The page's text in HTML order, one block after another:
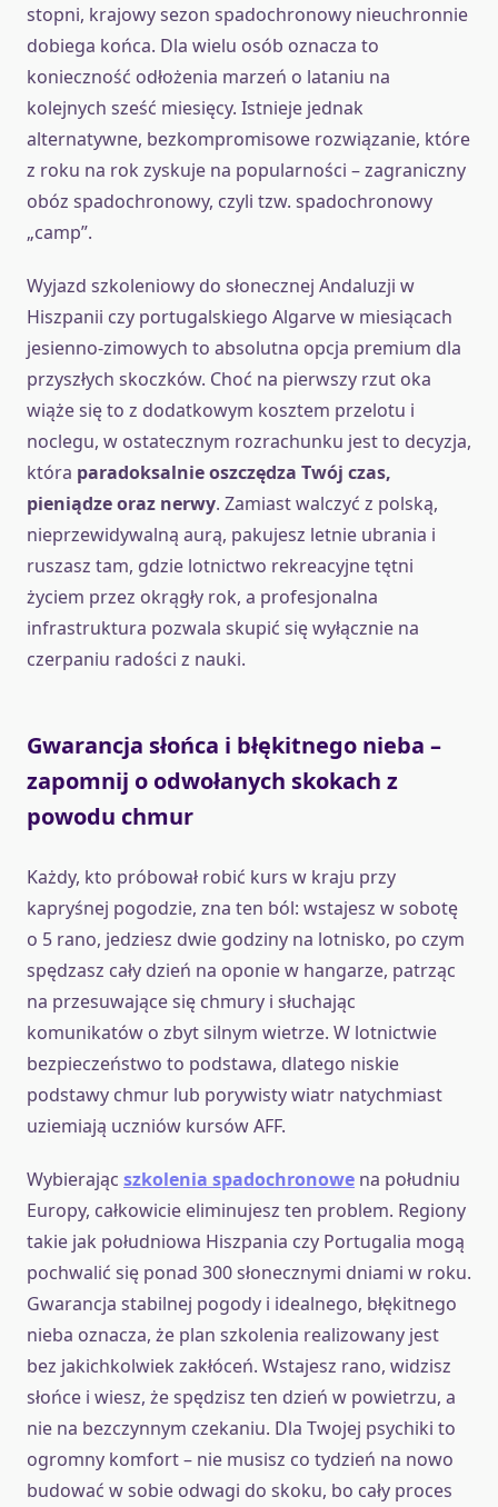
stopni, krajowy sezon spadochronowy nieuchronnie
dobiega końca. Dla wielu osób oznacza to
konieczność odłożenia marzeń o lataniu na
kolejnych sześć miesięcy. Istnieje jednak
alternatywne, bezkompromisowe rozwiązanie, które
z roku na rok zyskuje na popularności – zagraniczny
obóz spadochronowy, czyli tzw. spadochronowy
„camp”.
Wyjazd szkoleniowy do słonecznej Andaluzji w
Hiszpanii czy portugalskiego Algarve w miesiącach
jesienno-zimowych to absolutna opcja premium dla
przyszłych skoczków. Choć na pierwszy rzut oka
wiąże się to z dodatkowym kosztem przelotu i
noclegu, w ostatecznym rozrachunku jest to decyzja,
która paradoksalnie oszczędza Twój czas,
pieniądze oraz nerwy. Zamiast walczyć z polską,
nieprzewidywalną aurą, pakujesz letnie ubrania i
ruszasz tam, gdzie lotnictwo rekreacyjne tętni
życiem przez okrągły rok, a profesjonalna
infrastruktura pozwala skupić się wyłącznie na
czerpaniu radości z nauki.
Gwarancja słońca i błękitnego nieba –
zapomnij o odwołanych skokach z
powodu chmur
Każdy, kto próbował robić kurs w kraju przy
kapryśnej pogodzie, zna ten ból: wstajesz w sobotę
o 5 rano, jedziesz dwie godziny na lotnisko, po czym
spędzasz cały dzień na oponie w hangarze, patrząc
na przesuwające się chmury i słuchając
komunikatów o zbyt silnym wietrze. W lotnictwie
bezpieczeństwo to podstawa, dlatego niskie
podstawy chmur lub porywisty wiatr natychmiast
uziemiają uczniów kursów AFF.
Wybierając szkolenia spadochronowe na południu
Europy, całkowicie eliminujesz ten problem. Regiony
takie jak południowa Hiszpania czy Portugalia mogą
pochwalić się ponad 300 słonecznymi dniami w roku.
Gwarancja stabilnej pogody i idealnego, błękitnego
nieba oznacza, że plan szkolenia realizowany jest
bez jakichkolwiek zakłóceń. Wstajesz rano, widzisz
słońce i wiesz, że spędzisz ten dzień w powietrzu, a
nie na bezczynnym czekaniu. Dla Twojej psychiki to
ogromny komfort – nie musisz co tydzień na nowo
budować w sobie odwagi do skoku, bo cały proces